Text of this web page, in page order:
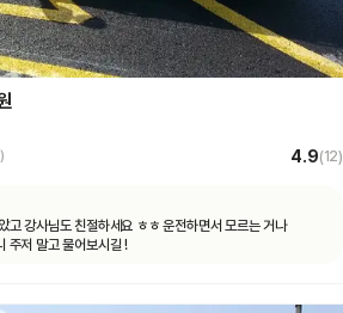
4.9(12)
고 강사님도 친절하세요 ㅎㅎ 운전하면서 모르는 거나
주저 말고 물어보시길 !